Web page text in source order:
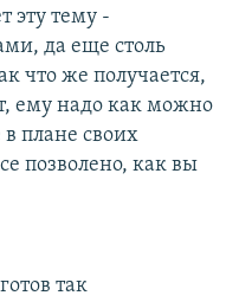
эту тему -
да еще столь
что же получается,
ему надо как можно
в плане своих
позволено, как вы
так